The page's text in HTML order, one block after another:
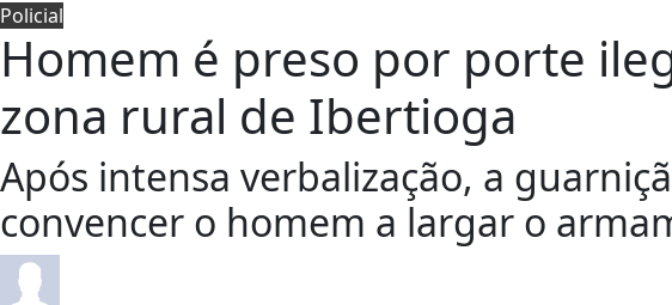
Policial
Homem é preso por porte
zona rural de Ibertioga
Após intensa verbalização, a
convencer o homem a largar o